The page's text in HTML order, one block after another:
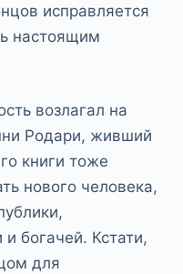
исправляется
настоящим
возлагал на
Родари, живший
книги тоже
нового человека,
и богачей. Кстати,
для